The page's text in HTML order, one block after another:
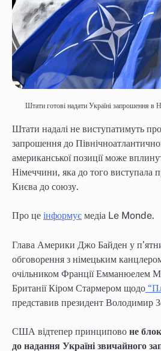
Штати готові надати Україні
Штати надалі не виступатимуть
запрошення до
американської позиції може
Німеччини, яка до того виступала
Києва до союзу.
Про це інформує медіа Le Monde.
Глава Америки Джо Байден у
обговорення з німецьким
очільником Франції Емманюелем
Британії Кіром Стармером щодо
представив президент Володимир
США відтепер принципово не
до надання Україні звичайного